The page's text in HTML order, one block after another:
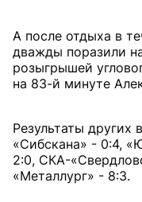
А после отдыха в
дважды поразили
розыгрышей
на 83-й минуте
Результаты
«Сибскана» - 0:4,
2:0, СКА-
«Металлург» - 8:3.